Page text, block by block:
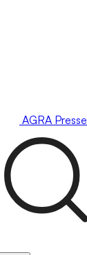
AGRA Presse